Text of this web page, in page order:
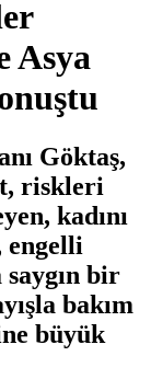
Asya
Göktaş,
riskleri
kadını
engelli
bir
bakım
büyük